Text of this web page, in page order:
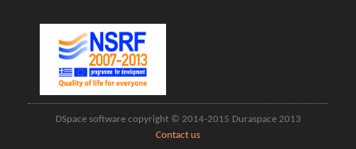
DSpace software copyright © 2014-2015 Duraspace 2013
Contact us